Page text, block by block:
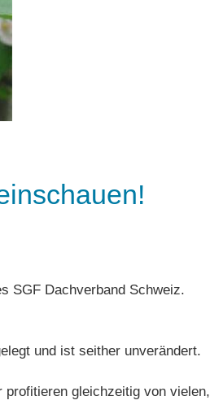
SGF Dachverband Schweiz.
und ist seither unverändert.
gleichzeitig von vielen,